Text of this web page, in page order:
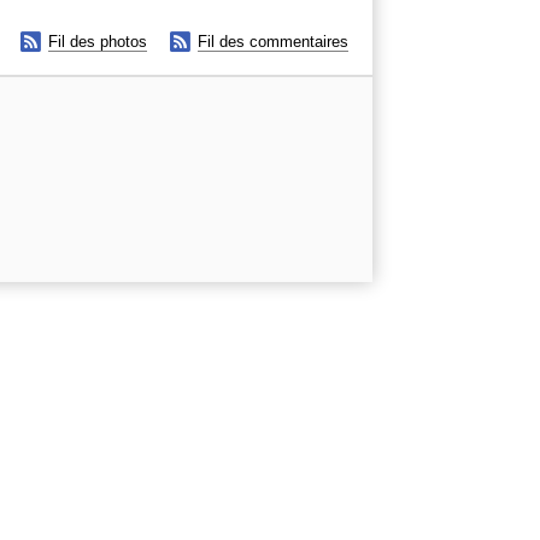
 Fil des photos  Fil des commentaires